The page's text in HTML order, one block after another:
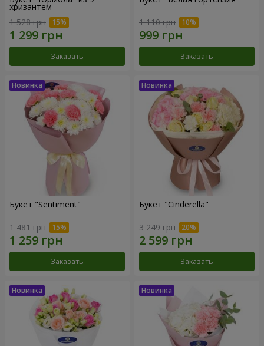
хризантем
1 528 грн
Заказать
1 110 грн
Заказать
Букет "Sentiment"
1 481 грн
Заказать
Букет "Cinderella"
3 249 грн
Заказать